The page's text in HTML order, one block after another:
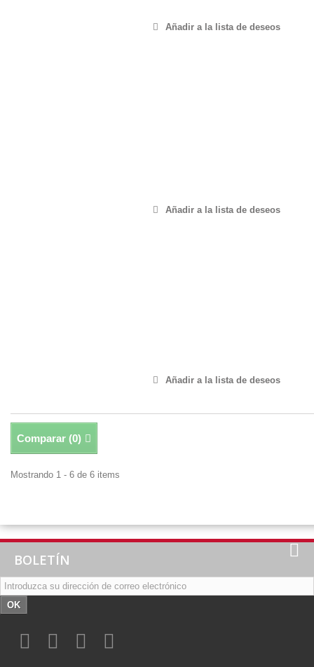
Añadir a la lista de deseos
Añadir a la lista de deseos
Añadir a la lista de deseos
Comparar (0)
Mostrando 1 - 6 de 6 items
BOLETÍN
OK